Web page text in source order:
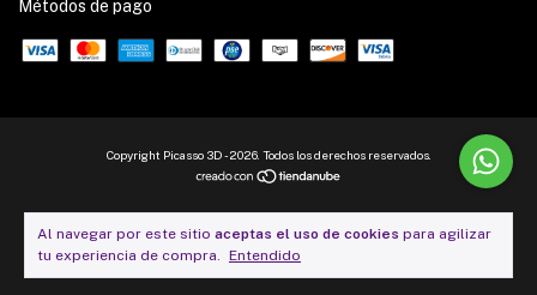
Al navegar por este sitio aceptas el uso de cookies para agilizar
tu experiencia de compra. Entendido
Métodos de pago
Copyright Picasso 3D - 2026. Todos los derechos reservados.